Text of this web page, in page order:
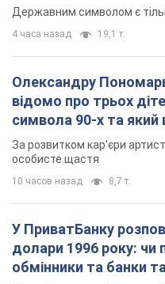
Державним символом є
4 часа назад 19,1 т.
Олександру
відомо про трьох
символа 90-х та який
мають
За розвитком кар'єри
особисте щастя
10 часов назад 8,7 т.
У ПриватБанку
долари 1996 року:
обмінники та банки